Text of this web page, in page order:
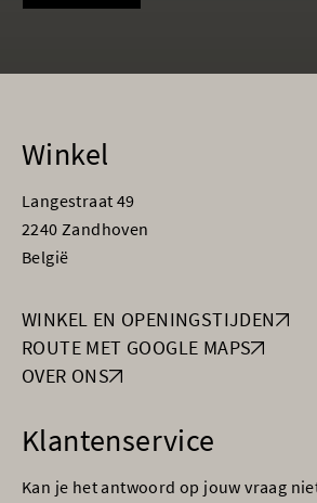
Winkel
Langestraat 49
2240 Zandhoven
België
WINKEL EN OPENINGSTIJDEN
ROUTE MET GOOGLE MAPS
OVER ONS
Klantenservice
Kan je het antwoord op jouw vraag